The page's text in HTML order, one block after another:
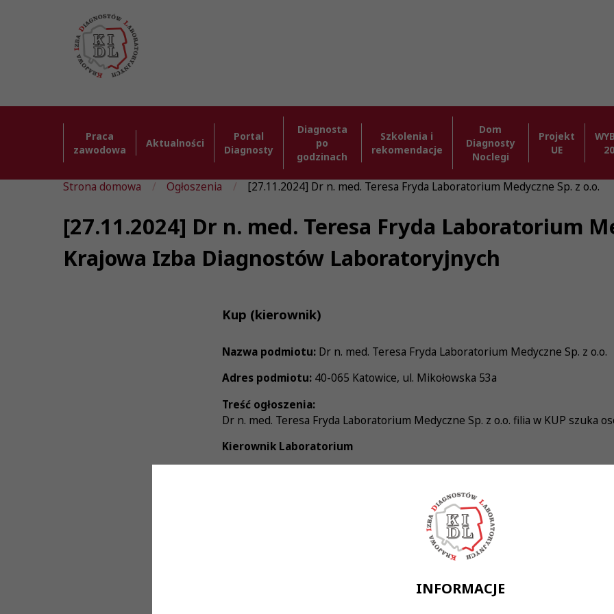
Praca
zawodowa
Aktualności
Portal
Diagnosty
Diagnosta
po
godzinach
Szkolenia i
rekomendacje
Dom
Diagnosty
Noclegi
Projekt
UE
INFORMACJE
Strona domowa Ogłoszenia [27.11.2024] Dr n. med. Teresa Fryda Laboratorium Medyczne Sp. z o.o.
[27.11.2024] Dr n. med. Teresa Fryda Laboratorium
Krajowa Izba Diagnostów Laboratoryjnych
Kup (kierownik)
Nazwa podmiotu:Dr n. med. Teresa Fryda Laboratorium Medyczne Sp. z o.o.
Adres podmiotu:40-065 Katowice, ul. Mikołowska 53a
Treść ogłoszenia:
Dr n. med. Teresa Fryda Laboratorium Medyczne Sp. z o.o. filia w KUP szuka
Kierownik Laboratorium
- Specjalizacja z laboratoryjnej diagnostyki medycznej
- Zdolności komunikacyjne konieczne przy obsłudze pacjenta oraz klienta